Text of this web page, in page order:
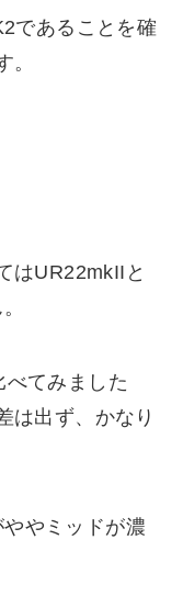
であることを確
。
はUR22mkIIと
てみました
は出ず、かなり
やミッドが濃